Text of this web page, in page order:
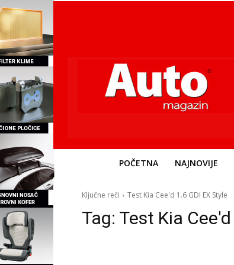
POČETNA NAJNOVIJE
Ključne reči Test Kia Cee'd 1.6 GDI EX Style
Tag: Test Kia